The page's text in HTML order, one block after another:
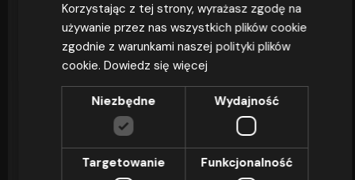
Podstawowe kroki dla
osoby
zainteresowanej tym
zawodem
Aby zostać dobrym i rozchwytywanym na
rynku pracy instalatorem klimatyzacji i pomp
Korzystając z tej strony, wyrażasz zgodę na
używanie przez nas wszystkich plików cookie
zgodnie z warunkami naszej polityki plików
cookie.Dowiedz się więcej
Niezbędne Wydajność
Targetowanie Funkcjonalność